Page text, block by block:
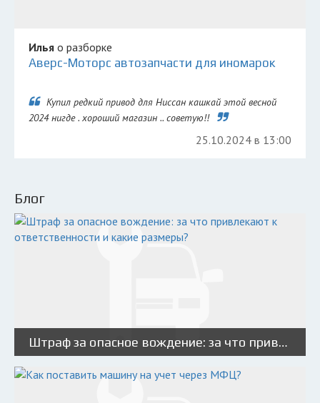
Илья о разборке
Аверс-Моторс автозапчасти для иномарок
Купил редкий привод для Ниссан кашкай этой весной
2024 нигде . хороший магазин .. советую!!
25.10.2024 в 13:00
Блог
Штраф за опасное вождение: за что привлекают к ответственности и какие размеры?